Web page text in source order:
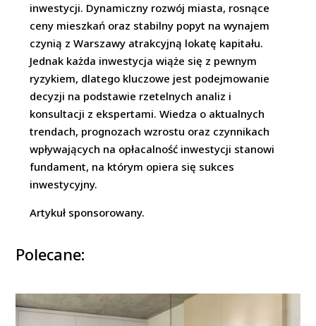
inwestycji. Dynamiczny rozwój miasta, rosnące
ceny mieszkań oraz stabilny popyt na wynajem
czynią z Warszawy atrakcyjną lokatę kapitału.
Jednak każda inwestycja wiąże się z pewnym
ryzykiem, dlatego kluczowe jest podejmowanie
decyzji na podstawie rzetelnych analiz i
konsultacji z ekspertami. Wiedza o aktualnych
trendach, prognozach wzrostu oraz czynnikach
wpływających na opłacalność inwestycji stanowi
fundament, na którym opiera się sukces
inwestycyjny.
Artykuł sponsorowany.
Polecane: